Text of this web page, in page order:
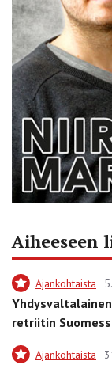
Ajankohtaista
retriitin
Ajankohtaista